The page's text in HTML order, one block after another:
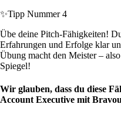
✨Tipp Nummer 4
Übe deine Pitch-Fähigkeiten!
Erfahrungen und Erfolge klar
Übung macht den Meister –
Spiegel!
Wir glauben, dass du diese
Account Executive mit